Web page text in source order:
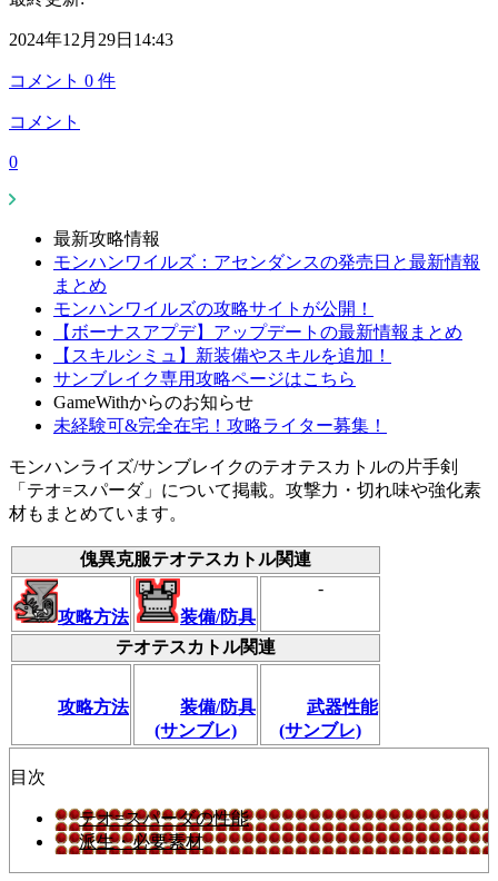
2024年12月29日14:43
コメント 0 件
コメント
0
最新攻略情報
モンハンワイルズ：アセンダンスの発売日と最新情報
まとめ
モンハンワイルズの攻略サイトが公開！
【ボーナスアプデ】アップデートの最新情報まとめ
【スキルシミュ】新装備やスキルを追加！
サンブレイク専用攻略ページはこちら
GameWithからのお知らせ
未経験可&完全在宅！攻略ライター募集！
モンハンライズ/サンブレイクのテオテスカトルの片手剣
「テオ=スパーダ」について掲載。攻撃力・切れ味や強化素
材もまとめています。
傀異克服テオテスカトル関連
攻略方法 装備/防具
-
テオテスカトル関連
攻略方法
装備/防具
(サンブレ)
武器性能
(サンブレ)
目次
テオ=スパーダの性能
派生・必要素材